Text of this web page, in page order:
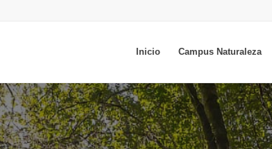
Inicio Campus Naturaleza